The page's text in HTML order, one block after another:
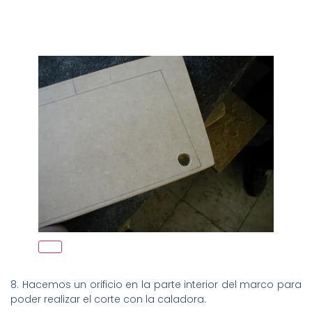
8. Hacemos un orificio en la parte interior del marco para
poder realizar el corte con la caladora.